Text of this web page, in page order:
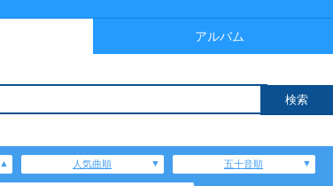
アルバム
人気曲順 五十音順